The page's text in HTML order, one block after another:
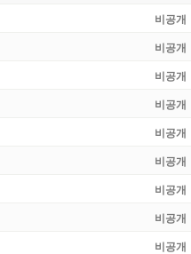
비공개
비공개
비공개
비공개
비공개
비공개
비공개
비공개
비공개